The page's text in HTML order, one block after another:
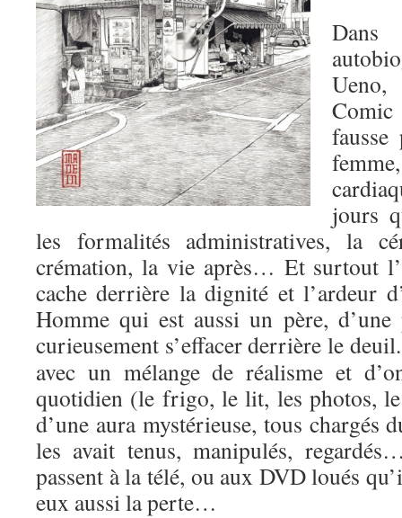
jours
les formalités administratives, la
crémation, la vie après… Et surtout
cache derrière la dignité et l’ardeur
Homme qui est aussi un père,
curieusement s’effacer derrière le deuil.
avec un mélange de réalisme et
quotidien (le frigo, le lit, les photos,
d’une aura mystérieuse, tous chargés
les avait tenus, manipulés,
passent à la télé, ou aux DVD loués
eux aussi la perte…